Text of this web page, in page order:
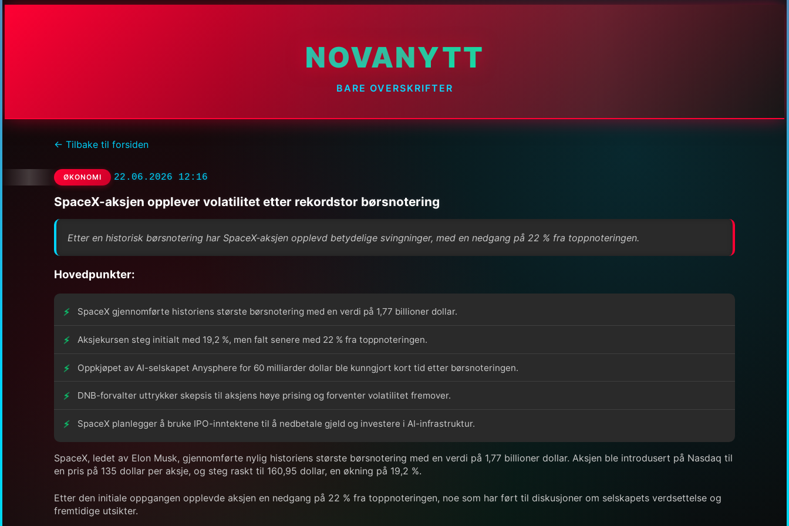
NOVANYTT
BARE OVERSKRIFTER
← Tilbake til forsiden
ØKONOMI 22.06.2026 12:16
SpaceX-aksjen opplever volatilitet etter rekordstor børsnotering
Etter en historisk børsnotering har SpaceX-aksjen opplevd betydelige svingninger, med en nedgang på 22 % fra toppnoteringen.
Hovedpunkter:
SpaceX gjennomførte historiens største børsnotering med en verdi på 1,77 billioner dollar.
Aksjekursen steg initialt med 19,2 %, men falt senere med 22 % fra toppnoteringen.
Oppkjøpet av AI-selskapet Anysphere for 60 milliarder dollar ble kunngjort kort tid etter børsnoteringen.
DNB-forvalter uttrykker skepsis til aksjens høye prising og forventer volatilitet fremover.
SpaceX planlegger å bruke IPO-inntektene til å nedbetale gjeld og investere i AI-infrastruktur.
SpaceX, ledet av Elon Musk, gjennomførte nylig historiens største børsnotering med en verdi på 1,77 billioner dollar. Aksjen ble introdusert på Nasdaq til
en pris på 135 dollar per aksje, og steg raskt til 160,95 dollar, en økning på 19,2 %.
Etter den initiale oppgangen opplevde aksjen en nedgang på 22 % fra toppnoteringen, noe som har ført til diskusjoner om selskapets verdsettelse og
fremtidige utsikter.